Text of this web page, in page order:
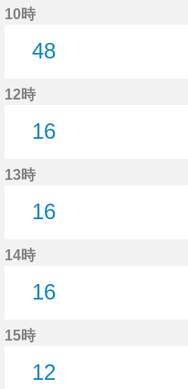
10時
48
12時
16
13時
16
14時
16
15時
12